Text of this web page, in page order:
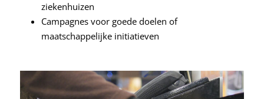
ziekenhuizen
Campagnes voor goede doelen of
maatschappelijke initiatieven